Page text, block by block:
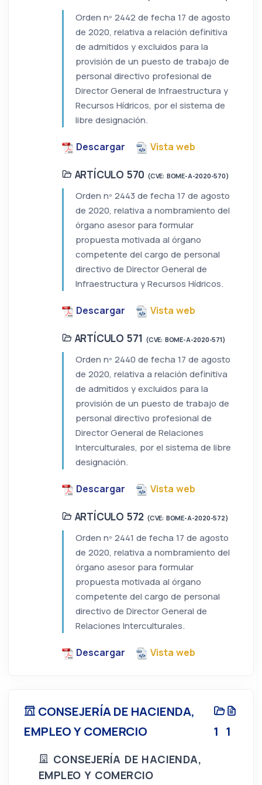
Orden nº 2442 de fecha 17 de agosto
de 2020, relativa a relación definitiva
de admitidos y excluidos para la
provisión de un puesto de trabajo de
personal directivo profesional de
Director General de Infraestructura y
Recursos Hídricos, por el sistema de
libre designación.
Descargar Vista web
ARTÍCULO 570 (CVE: BOME-A-2020-570)
Orden nº 2443 de fecha 17 de agosto
de 2020, relativa a nombramiento del
órgano asesor para formular
propuesta motivada al órgano
competente del cargo de personal
directivo de Director General de
Infraestructura y Recursos Hídricos.
Descargar Vista web
ARTÍCULO 571 (CVE: BOME-A-2020-571)
Orden nº 2440 de fecha 17 de agosto
de 2020, relativa a relación definitiva
de admitidos y excluidos para la
provisión de un puesto de trabajo de
personal directivo profesional de
Director General de Relaciones
Interculturales, por el sistema de libre
designación.
Descargar Vista web
ARTÍCULO 572 (CVE: BOME-A-2020-572)
Orden nº 2441 de fecha 17 de agosto
de 2020, relativa a nombramiento del
órgano asesor para formular
propuesta motivada al órgano
competente del cargo de personal
directivo de Director General de
Relaciones Interculturales.
Descargar Vista web
CONSEJERÍA DE HACIENDA,
EMPLEO Y COMERCIO
1 1
CONSEJERÍA DE HACIENDA,
EMPLEO Y COMERCIO